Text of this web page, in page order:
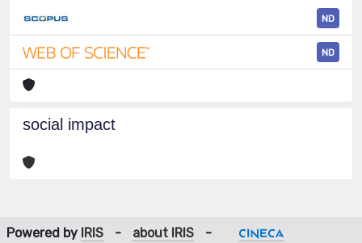
ND
ND
social impact
Powered by IRIS - about IRIS -